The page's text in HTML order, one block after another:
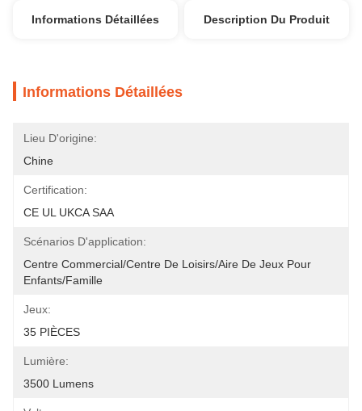
Informations Détaillées Description Du Produit
Informations Détaillées
Lieu D'origine:
Chine
Certification:
CE UL UKCA SAA
Scénarios D'application:
Centre Commercial/centre De Loisirs/aire De Jeux Pour
Enfants/famille
Jeux:
35 PIÈCES
Lumière:
3500 Lumens